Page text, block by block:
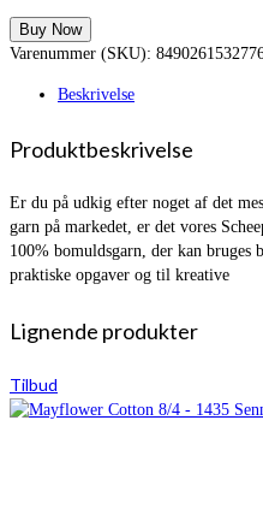
pris
var:
er:
Buy Now
Varenummer (SKU):
Beskrivelse
Produktbeskrivelse
Er du på udkig efter noget af det
garn på markedet, er det vores
100% bomuldsgarn, der kan bruges
praktiske opgaver og til kreative
Lignende produkter
Tilbud